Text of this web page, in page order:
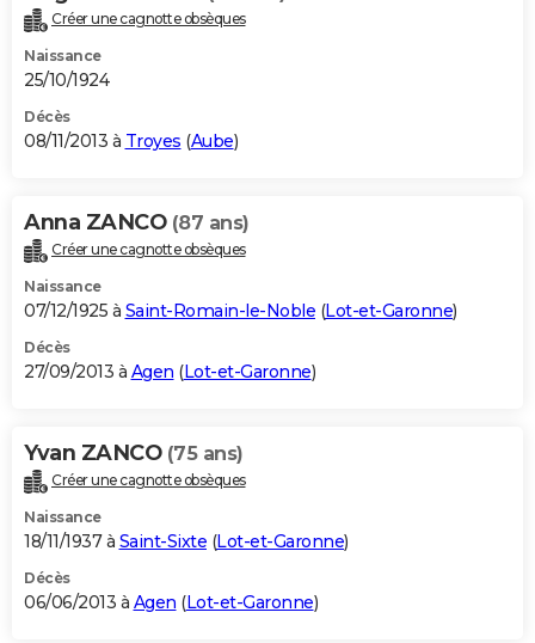
Créer une cagnotte obsèques
Naissance
25/10/1924
Décès
08/11/2013 à Troyes (Aube)
Anna ZANCO (87 ans)
Créer une cagnotte obsèques
Naissance
07/12/1925 à Saint-Romain-le-Noble (Lot-et-Garonne)
Décès
27/09/2013 à Agen (Lot-et-Garonne)
Yvan ZANCO (75 ans)
Créer une cagnotte obsèques
Naissance
18/11/1937 à Saint-Sixte (Lot-et-Garonne)
Décès
06/06/2013 à Agen (Lot-et-Garonne)